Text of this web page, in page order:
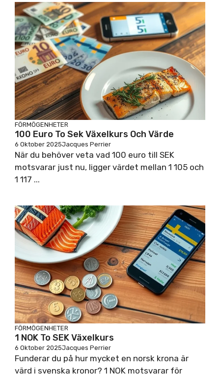
FÖRMÖGENHETER
100 Euro To Sek Växelkurs Och Värde
6 Oktober 2025Jacques Perrier
När du behöver veta vad 100 euro till SEK
motsvarar just nu, ligger värdet mellan 1 105 och
1 117 ...
FÖRMÖGENHETER
1 NOK To SEK Växelkurs
6 Oktober 2025Jacques Perrier
Funderar du på hur mycket en norsk krona är
värd i svenska kronor? 1 NOK motsvarar för